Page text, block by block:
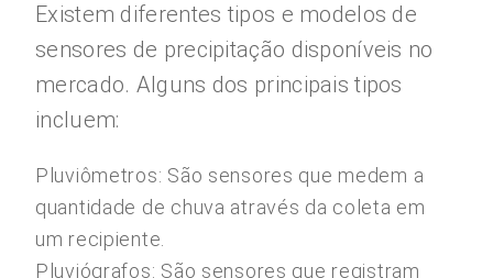
Existem diferentes tipos e modelos de
sensores de precipitação disponíveis no
mercado. Alguns dos principais tipos
incluem:
Pluviômetros: São sensores que medem a
quantidade de chuva através da coleta em
um recipiente.
Pluviógrafos: São sensores que registram